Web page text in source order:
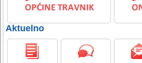
Aktuelno